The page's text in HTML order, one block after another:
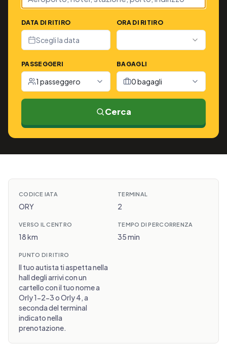
DATA DI RITIRO
Scegli la data
ORA DI RITIRO
PASSEGGERI
1 passeggero
BAGAGLI
0 bagagli
Cerca
CODICE IATA
ORY
TERMINAL
2
VERSO IL CENTRO
18 km
TEMPO DI PERCORRENZA
35 min
PUNTO DI RITIRO
Il tuo autista ti aspetta nella
hall degli arrivi con un
cartello con il tuo nome a
Orly 1-2-3 o Orly 4, a
seconda del terminal
indicato nella
prenotazione.